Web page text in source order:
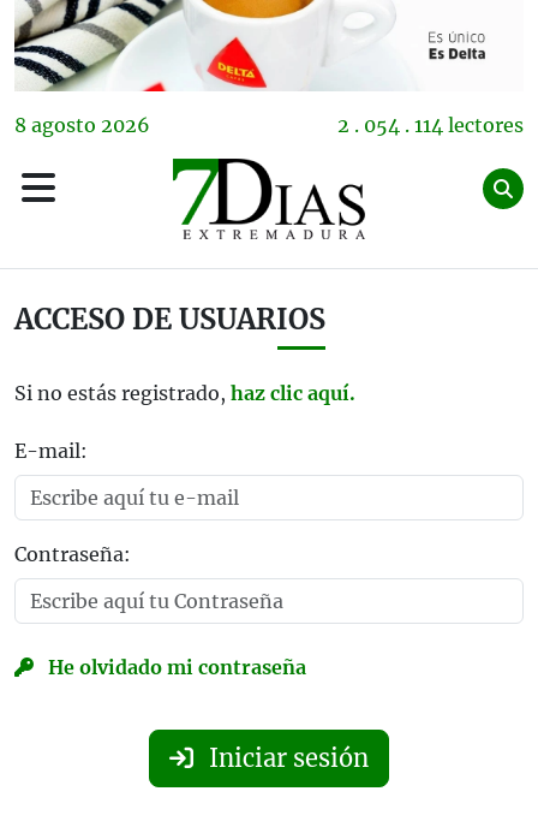
8 agosto 2026 2 . 054 . 114 lectores
ACCESO DE USUARIOS
Si no estás registrado, haz clic aquí.
E-mail:
Contraseña:
He olvidado mi contraseña
Iniciar sesión